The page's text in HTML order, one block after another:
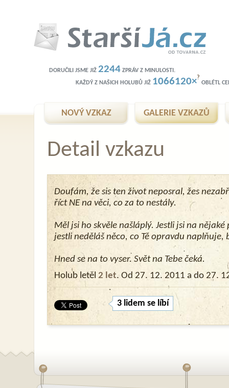
DORUČILI JSME JIŽ 2244 ZPRÁV Z MINULOSTI.
KAŽDÝ Z NAŠICH HOLUBŮ JIŽ 1066120×?
OBLÉTL
NOVÝ VZKAZ GALERIE VZKAZŮ
Detail vzkazu
Doufám, že sis ten život neposral, žes
říct NE na věci, co za to nestály.
Měl jsi ho skvěle našláplý. Jestli jsi na
jestli neděláš něco, co Tě opravdu naplňuje,
Hned se na to vyser. Svět na Tebe čeká.
Holub letěl 2 let. Od 27. 12. 2011 a do 27.
3 lidem se líbí